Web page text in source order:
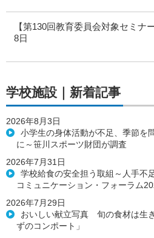
【第130回教育委員会対象セミナ
8日
学校施設｜新着記事
2026年8月3日
小学生の身体活動が不足、季節
に～笹川スポーツ財団が調査
2026年7月31日
学校給食の安全担う取組～人手不
コミュニケーション・フォーラム
2026年7月29日
おいしい献立写真 旬の食材は生
ずのコンポート」